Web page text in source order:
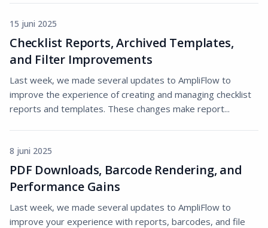
15 juni 2025
Checklist Reports, Archived Templates,
and Filter Improvements
Last week, we made several updates to AmpliFlow to
improve the experience of creating and managing checklist
reports and templates. These changes make report...
8 juni 2025
PDF Downloads, Barcode Rendering, and
Performance Gains
Last week, we made several updates to AmpliFlow to
improve your experience with reports, barcodes, and file